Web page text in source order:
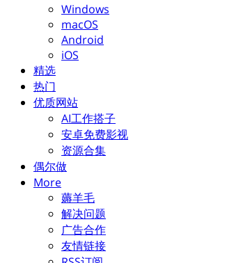
Windows
macOS
Android
iOS
精选
热门
优质网站
AI工作搭子
安卓免费影视
资源合集
偶尔做
More
薅羊毛
解决问题
广告合作
友情链接